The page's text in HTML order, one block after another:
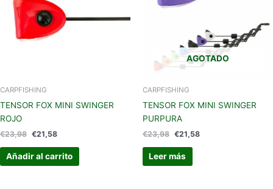
CARPFISHING
TENSOR FOX MINI SWINGER
ROJO
€23,98 €21,58
Añadir al carrito
AGOTADO
CARPFISHING
TENSOR FOX MINI SWINGER
PURPURA
€23,98 €21,58
Leer más